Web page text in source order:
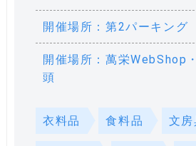
開催場所：第2パーキング
開催場所：萬栄WebShop
頭
衣料品 食料品 文房